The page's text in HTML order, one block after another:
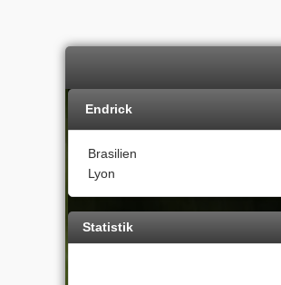
Endrick
Brasilien
Lyon
Statistik